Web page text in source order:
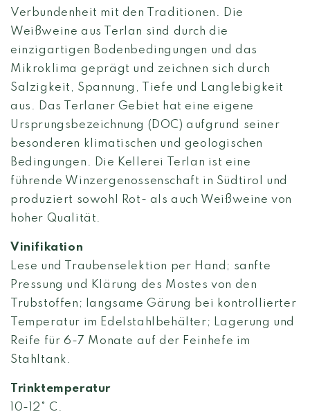
Verbundenheit mit den Traditionen. Die
Weißweine aus Terlan sind durch die
einzigartigen Bodenbedingungen und das
Mikroklima geprägt und zeichnen sich durch
Salzigkeit, Spannung, Tiefe und Langlebigkeit
aus. Das Terlaner Gebiet hat eine eigene
Ursprungsbezeichnung (DOC) aufgrund seiner
besonderen klimatischen und geologischen
Bedingungen. Die Kellerei Terlan ist eine
führende Winzergenossenschaft in Südtirol und
produziert sowohl Rot- als auch Weißweine von
hoher Qualität.
Vinifikation
Lese und Traubenselektion per Hand; sanfte
Pressung und Klärung des Mostes von den
Trubstoffen; langsame Gärung bei kontrollierter
Temperatur im Edelstahlbehälter; Lagerung und
Reife für 6-7 Monate auf der Feinhefe im
Stahltank.
Trinktemperatur
10-12° C.